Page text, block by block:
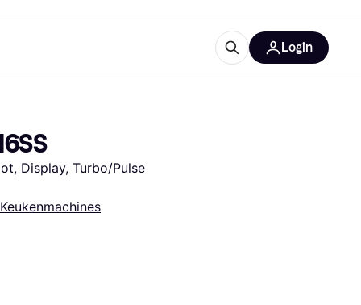
Login
Display, Turbo/Pulse
Keukenmachines